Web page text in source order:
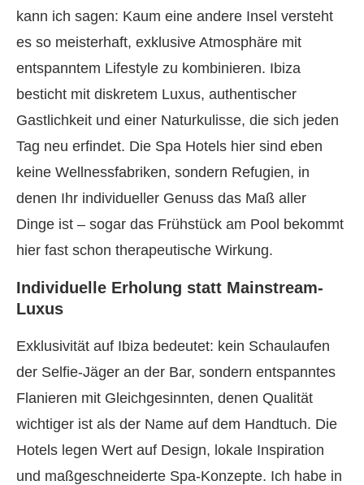
kann ich sagen: Kaum eine andere Insel versteht
es so meisterhaft, exklusive Atmosphäre mit
entspanntem Lifestyle zu kombinieren. Ibiza
besticht mit diskretem Luxus, authentischer
Gastlichkeit und einer Naturkulisse, die sich jeden
Tag neu erfindet. Die Spa Hotels hier sind eben
keine Wellnessfabriken, sondern Refugien, in
denen Ihr individueller Genuss das Maß aller
Dinge ist – sogar das Frühstück am Pool bekommt
hier fast schon therapeutische Wirkung.
Individuelle Erholung statt Mainstream-
Luxus
Exklusivität auf Ibiza bedeutet: kein Schaulaufen
der Selfie-Jäger an der Bar, sondern entspanntes
Flanieren mit Gleichgesinnten, denen Qualität
wichtiger ist als der Name auf dem Handtuch. Die
Hotels legen Wert auf Design, lokale Inspiration
und maßgeschneiderte Spa-Konzepte. Ich habe in